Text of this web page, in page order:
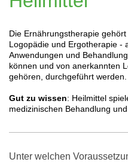
Die Ernährungstherapie
Logopädie und Ergotherapie -
Anwendungen und
können und von anerkannten
gehören, durchgeführt werden.
Gut zu wissen: Heilmittel
medizinischen Behandlung
Unter welchen